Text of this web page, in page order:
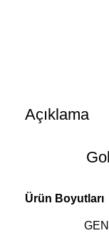
Açıklama
Ürün Boyutları